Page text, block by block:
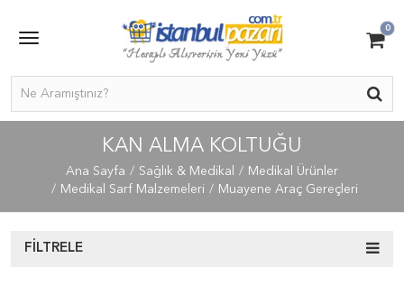
0
KAN ALMA KOLTUĞU
Ana Sayfa Sağlık & Medikal
Medikal Ürünler
Medikal Sarf Malzemeleri
Muayene Araç Gereçleri
FILTRELE